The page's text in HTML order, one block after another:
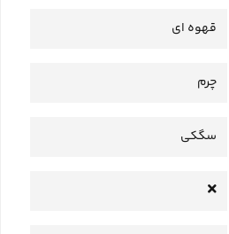
قهوه ای
چرم
سگکی